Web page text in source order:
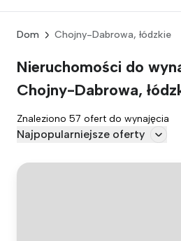
Dom Chojny-Dabrowa, łódzkie
Nieruchomości do
Chojny-Dabrowa,
Znaleziono 57 ofert do wynajęcia
Najpopularniejsze oferty